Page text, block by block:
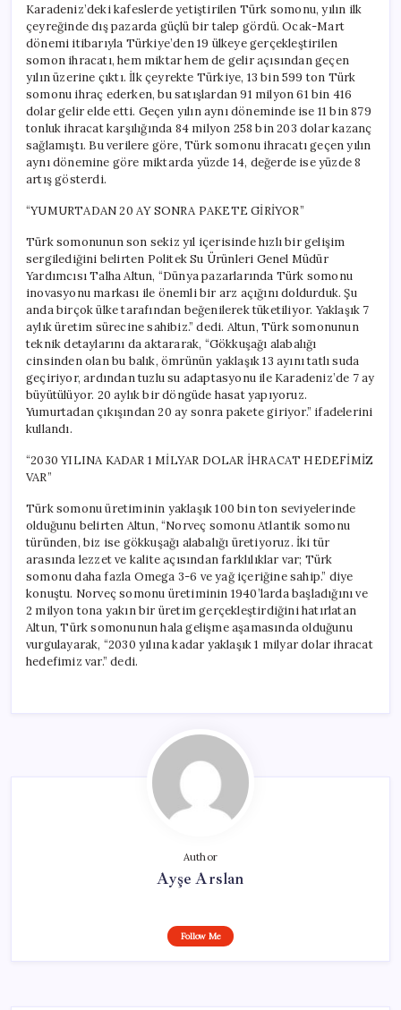
Karadeniz’deki kafeslerde yetiştirilen Türk somonu, yılın ilk
çeyreğinde dış pazarda güçlü bir talep gördü. Ocak-Mart
dönemi itibarıyla Türkiye’den 19 ülkeye gerçekleştirilen
somon ihracatı, hem miktar hem de gelir açısından geçen
yılın üzerine çıktı. İlk çeyrekte Türkiye, 13 bin 599 ton Türk
somonu ihraç ederken, bu satışlardan 91 milyon 61 bin 416
dolar gelir elde etti. Geçen yılın aynı döneminde ise 11 bin 879
tonluk ihracat karşılığında 84 milyon 258 bin 203 dolar kazanç
sağlamıştı. Bu verilere göre, Türk somonu ihracatı geçen yılın
aynı dönemine göre miktarda yüzde 14, değerde ise yüzde 8
artış gösterdi.
“YUMURTADAN 20 AY SONRA PAKETE GİRİYOR”
Türk somonunun son sekiz yıl içerisinde hızlı bir gelişim
sergilediğini belirten Politek Su Ürünleri Genel Müdür
Yardımcısı Talha Altun, “Dünya pazarlarında Türk somonu
inovasyonu markası ile önemli bir arz açığını doldurduk. Şu
anda birçok ülke tarafından beğenilerek tüketiliyor. Yaklaşık 7
aylık üretim sürecine sahibiz.” dedi. Altun, Türk somonunun
teknik detaylarını da aktararak, “Gökkuşağı alabalığı
cinsinden olan bu balık, ömrünün yaklaşık 13 ayını tatlı suda
geçiriyor, ardından tuzlu su adaptasyonu ile Karadeniz’de 7 ay
büyütülüyor. 20 aylık bir döngüde hasat yapıyoruz.
Yumurtadan çıkışından 20 ay sonra pakete giriyor.” ifadelerini
kullandı.
“2030 YILINA KADAR 1 MİLYAR DOLAR İHRACAT HEDEFİMİZ
VAR”
Türk somonu üretiminin yaklaşık 100 bin ton seviyelerinde
olduğunu belirten Altun, “Norveç somonu Atlantik somonu
türünden, biz ise gökkuşağı alabalığı üretiyoruz. İki tür
arasında lezzet ve kalite açısından farklılıklar var; Türk
somonu daha fazla Omega 3-6 ve yağ içeriğine sahip.” diye
konuştu. Norveç somonu üretiminin 1940’larda başladığını ve
2 milyon tona yakın bir üretim gerçekleştirdiğini hatırlatan
Altun, Türk somonunun hala gelişme aşamasında olduğunu
vurgulayarak, “2030 yılına kadar yaklaşık 1 milyar dolar ihracat
hedefimiz var.” dedi.
Author
Ayşe Arslan
Follow Me